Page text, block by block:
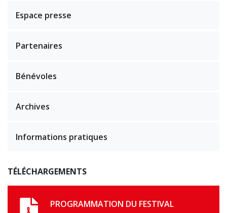
Espace presse
Partenaires
Bénévoles
Archives
Informations pratiques
TÉLÉCHARGEMENTS
PROGRAMMATION DU FESTIVAL